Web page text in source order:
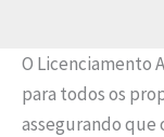
O Licenciamento
para todos os
assegurando que